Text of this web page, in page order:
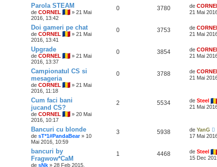
Parola STEAM
de CORNEL
» 21 Mai
2016, 13:42
0 3780 de
21 Mai
Doi gameri pe chat
de CORNEL
» 21 Mai
2016, 13:41
0 3753 de
21 Mai
Upgrade
de CORNEL
» 21 Mai
2016, 13:37
0 3854 de
21 Mai
Campionatul CS si
mesageria
de CORNEL
» 21 Mai
2016, 11:18
0 3788 de
21 Mai
Cum faci bani
jucand CS?
de CORNEL
» 20 Mai
2016, 10:17
2 5534 de Steel
21 Mai
Bancuri cu blonde
de sT*1#PandaBear» 10
Mai 2016, 10:59
3 5938 de YanG
17 Mai
bancuri by
Fragwow*CaM
de sNk » 28 Feb 2015,
1 4468 de Steel
15 Dec